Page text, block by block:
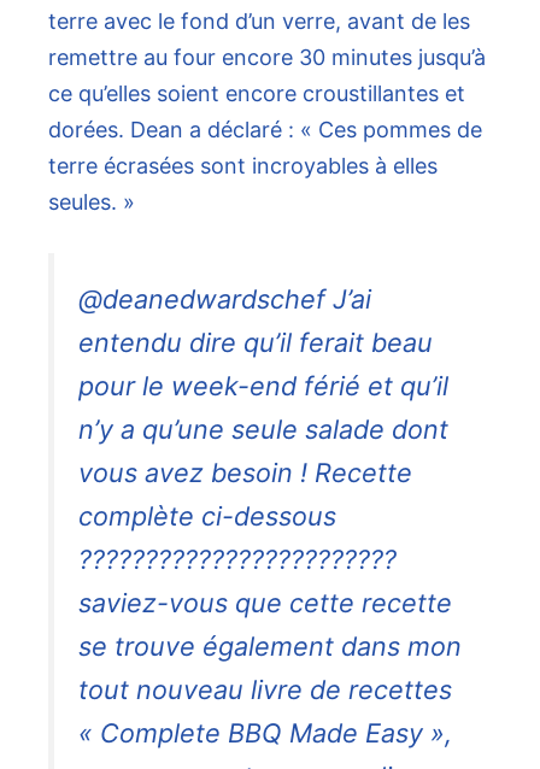
terre avec le fond d’un verre, avant de les
remettre au four encore 30 minutes jusqu’à
ce qu’elles soient encore croustillantes et
dorées. Dean a déclaré : « Ces pommes de
terre écrasées sont incroyables à elles
seules. »
@deanedwardschef J’ai
entendu dire qu’il ferait beau
pour le week-end férié et qu’il
n’y a qu’une seule salade dont
vous avez besoin ! Recette
complète ci-dessous
????????????????????????
saviez-vous que cette recette
se trouve également dans mon
tout nouveau livre de recettes
« Complete BBQ Made Easy »,